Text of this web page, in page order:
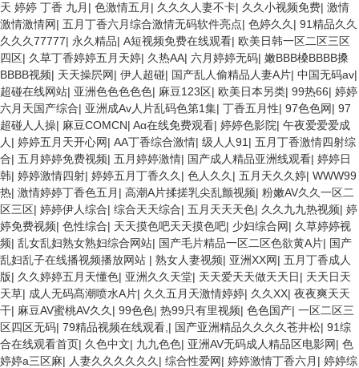
天 婷婷 丁香 九月 | 色激情五月 | 久久久人妻不卡| 久久小视频免费| 激情
激情激情网| 五月丁香六月综合激情无码软件亮点| 色婷久久 | 91精品久久
久久久77777| 永久精品| A短视频免费在线观看| 欧美日韩一区二区三区
四区| 久草丁香婷婷五月天婷| 久热AA| 六月婷婷无码| 嫩BBB槡BBBB搡
BBBB视频| 天天操屄网| 伊人超碰| 国产乱人偷精品人妻A片| 中国无码av|
超碰在线网站| 亚洲色色色色色| 麻豆123区| 欧美日本另类| 99热66| 婷婷
六月天国产综合| 亚洲成Av人片乱码色第1集| 丁香五月性| 97色色网| 97
超碰人人操| 麻豆COMCN| Aα在线免费观看| 婷婷色影院| 午夜爱爱爱成
人 | 婷婷五月天开心网| AA丁香综合激情| 级人人91 | 五月丁香激情四射综
合| 五月婷婷免费视频| 五月婷婷激情| 国产成人精品亚洲线观看| 婷婷日
韩| 婷婷激情四射| 婷婷五月丁香久久 | 色人久久 | 五月天久久婷| WWW99
热| 激情婷婷丁香色五月 | 高潮A片揉搓乳尖乱颤视频| 粉嫩AV久久一区二
区三区| 婷婷伊人综合| 综合天天综合| 五月天天天色| 久久九九热视频| 婷
婷免费视频| 色性综合| 天天摸色吧天天摸色吧| 少妇综合网| 久草婷婷视
频| 乱女乱妇熟女熟妇综合网站| 国产毛片精品一区二区色欲黄A片| 国产
乱妇乱子在线播视频播放网站 | 熟女人妻视频| 亚洲XX网| 五月丁香成人
版| 久久婷婷五月天懂色| 亚洲久久天堂| 天天爱天天做天天日| 天天日天
天草| 成人无码髙潮喷水A片| 久久五月天激情婷婷| 久久XX| 夜夜爽天天
干| 麻豆AV蜜桃AV久久 | 99色色| 热99只有里视频| 色色国产| 一区二区三
区四区无码| 79精品视频在线观看, | 国产亚洲精品久久久久苍井松| 91综
合在线观看首页| 久色中文| 九九色色| 亚洲AV无码成人精品区电影网| 色
婷婷a三区麻| 人妻久久久久久久 | 综合性爱网| 婷婷激情丁香六月 | 婷婷综